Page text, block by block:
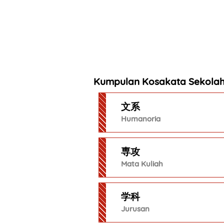
Kumpulan Kosakata
文系
Humanoria
専攻
Mata Kuliah
学科
Jurusan